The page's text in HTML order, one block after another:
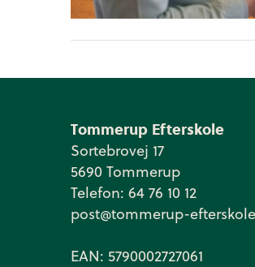
Tommerup Efterskole
Sortebrovej 17
5690 Tommerup
Telefon: 64 76 10 12
post@tommerup-
EAN: 5790002727061